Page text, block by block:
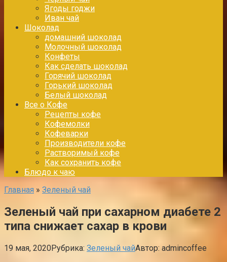
Ягоды годжи
Иван чай
Шоколад
домашний шоколад
Молочный шоколад
Конфеты
Как сделать шоколад
Горячий шоколад
Горький шоколад
Белый шоколад
Все о Кофе
Рецепты кофе
Кофемолки
Кофеварки
Производители кофе
Растворимый кофе
Как сохранить кофе
Блюдо к чаю
Главная » Зеленый чай
Зеленый чай при сахарном диабете 2
типа снижает сахар в крови
19 мая, 2020Рубрика: Зеленый чайАвтор: admincoffee